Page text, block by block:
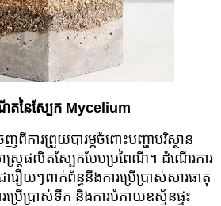
តនៃស្បែក Mycelium
ពីការព្រួយបារម្ភចំពោះបញ្ហាបរិស្ថាន
រ្តផលិតស្បែកបែបប្រពៃណី។ ដំណើរការ
ឿយៗពាក់ព័ន្ធនឹងការប្រើប្រាស់សារធាតុ
ប្រើប្រាស់ទឹក និងការបំភាយឧស្ម័នផ្ទះ